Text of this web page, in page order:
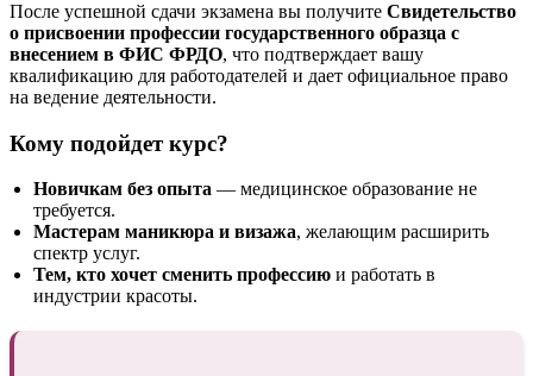
После успешной сдачи экзамена вы получите Свидетельство
о присвоении профессии государственного образца с
внесением в ФИС ФРДО, что подтверждает вашу
квалификацию для работодателей и дает официальное право
на ведение деятельности.
Кому подойдет курс?
Новичкам без опыта — медицинское образование не
требуется.
Мастерам маникюра и визажа, желающим расширить
спектр услуг.
Тем, кто хочет сменить профессию и работать в
индустрии красоты.